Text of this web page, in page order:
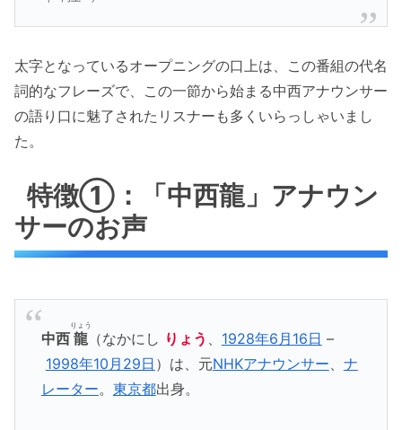
太字となっているオープニングの口上は、この番組の代名
詞的なフレーズで、この一節から始まる中西アナウンサー
の語り口に魅了されたリスナーも多くいらっしゃいまし
た。
特徴①：「中西龍」アナウン
サーのお声
中西 龍
りょう
（なかにし りょう 1928年6月16日 –
1998年10月29日 ）は、元NHKアナウンサー
ナ
レーター。 東京都出身。